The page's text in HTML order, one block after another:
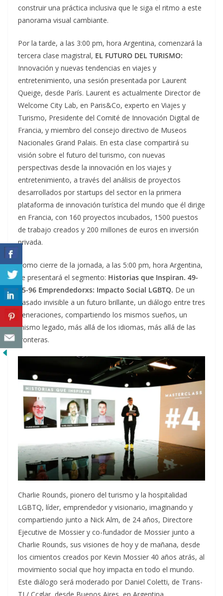
construir una práctica inclusiva que le siga el ritmo a este
panorama visual cambiante.
Por la tarde, a las 3:00 pm, hora Argentina, comenzará la
tercera clase magistral, EL FUTURO DEL TURISMO:
Innovación y nuevas tendencias en viajes y
entretenimiento, una sesión presentada por Laurent
Queige, desde París. Laurent es actualmente Director de
Welcome City Lab, en Paris&Co, experto en Viajes y
Turismo, Presidente del Comité de Innovación Digital de
Francia, y miembro del consejo directivo de Museos
Nacionales Grand Palais. En esta clase compartirá su
visión sobre el futuro del turismo, con nuevas
perspectivas desde la innovación en los viajes y
entretenimiento, a través del análisis de proyectos
desarrollados por startups del sector en la primera
plataforma de innovación turística del mundo que él dirige
en Francia, con 160 proyectos incubados, 1500 puestos
de trabajo creados y 200 millones de euros en inversión
privada.
Como cierre de la jornada, a las 5:00 pm, hora Argentina,
se presentará el segmento: Historias que Inspiran. 49-
55-96 Emprendedorxs: Impacto Social LGBTQ. De un
pasado invisible a un futuro brillante, un diálogo entre tres
generaciones, compartiendo los mismos sueños, un
mismo legado, más allá de los idiomas, más allá de las
fronteras.
Charlie Rounds, pionero del turismo y la hospitalidad
LGBTQ, líder, emprendedor y visionario, imaginando y
compartiendo junto a Nick Alm, de 24 años, Directore
Ejecutive de Mossier y co-fundador de Mossier junto a
Charlie Rounds, sus visiones de hoy y de mañana, desde
los cimientos creados por Kevin Mossier 40 años atrás, al
movimiento social que hoy impacta en todo el mundo.
Este diálogo será moderado por Daniel Coletti, de Trans-